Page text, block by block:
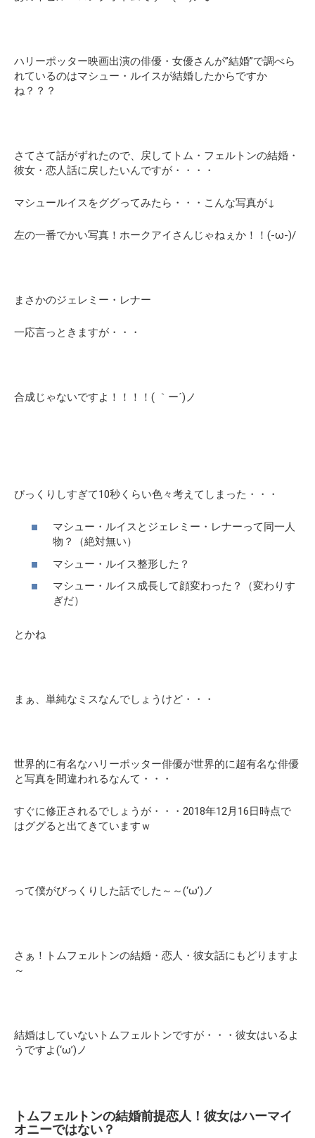
ハリーポッター映画出演の俳優・女優さんが”結婚”で調べら
れているのはマシュー・ルイスが結婚したからですか
ね？？？
さてさて話がずれたので、戻してトム・フェルトンの結婚・
彼女・恋人話に戻したいんですが・・・・
マシュールイスをググってみたら・・・こんな写真が↓
左の一番でかい写真！ホークアイさんじゃねぇか！！(-ω-)/
まさかのジェレミー・レナー
一応言っときますが・・・
合成じゃないですよ！！！！( ｀ー´)ノ
びっくりしすぎて10秒くらい色々考えてしまった・・・
マシュー・ルイスとジェレミー・レナーって同一人
物？（絶対無い）
マシュー・ルイス整形した？
マシュー・ルイス成長して顔変わった？（変わりす
ぎだ）
とかね
まぁ、単純なミスなんでしょうけど・・・
世界的に有名なハリーポッター俳優が世界的に超有名な俳優
と写真を間違われるなんて・・・
すぐに修正されるでしょうが・・・2018年12月16日時点で
はググると出てきていますｗ
って僕がびっくりした話でした～～(‘ω’)ノ
さぁ！
トムフェルトンの結婚・恋人・彼女話にもどりますよ
～
結婚はしていないトムフェルトンですが・・・彼女はいるよ
うですよ(‘ω’)ノ
トムフェルトンの結婚前提恋人！彼女はハーマイ
オニーではない？